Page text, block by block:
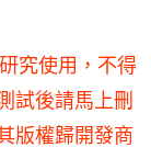
究使用，不得
試後請馬上刪
版權歸開發商